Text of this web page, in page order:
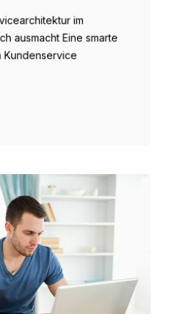
im
ausmacht Eine smarte
Kundenservice